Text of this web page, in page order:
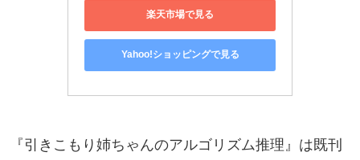
楽天市場で見る
Yahoo!ショッピングで見る
『引きこもり姉ちゃんのアルゴリズム推理』は既刊